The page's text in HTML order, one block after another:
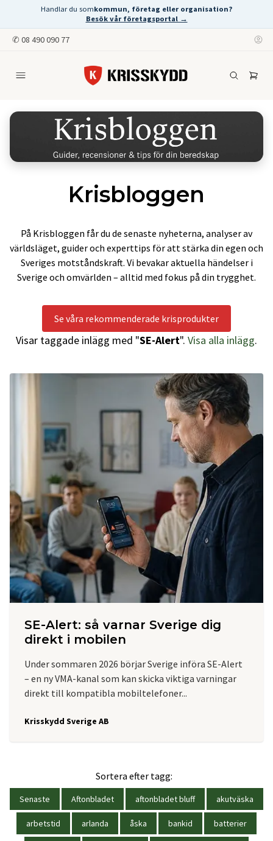
Handlar du somkommun, företag eller organisation?
Besök vår företagsportal →
✆ 08 490 090 77
Krisbloggen
På Krisbloggen får du de senaste nyheterna, analyser av
världsläget, guider och experttips för att stärka din egen och
Sveriges motståndskraft. Vi bevakar aktuella händelser i
Sverige och omvärlden – alltid med fokus på din trygghet.
Se våra rekommenderade krisprodukter
Visar taggade inlägg med "SE-Alert". Visa alla inlägg.
SE-Alert: så varnar Sverige dig
direkt i mobilen
Under sommaren 2026 börjar Sverige införa SE-Alert
– en ny VMA-kanal som kan skicka viktiga varningar
direkt till kompatibla mobiltelefoner...
Krisskydd Sverige AB
Sortera efter tagg:
Senaste Aftonbladet aftonbladet bluff akutväska
arbetstid arlanda åska bankid batterier